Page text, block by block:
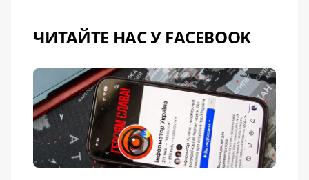
ЧИТАЙТЕ НАС У FACEBOOK